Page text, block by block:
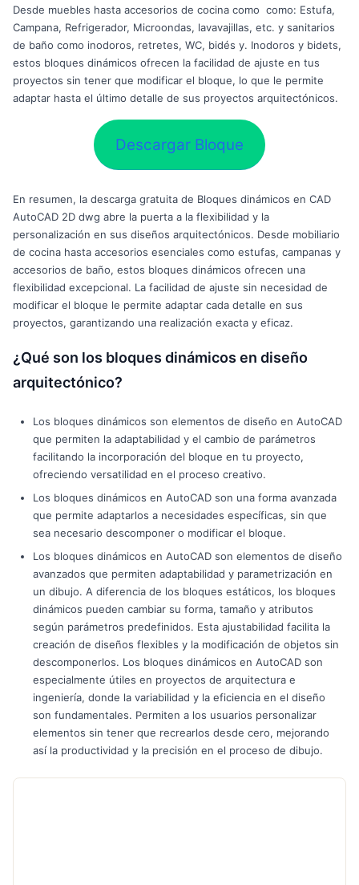
Desde muebles hasta accesorios de cocina como como: Estufa,
Campana, Refrigerador, Microondas, lavavajillas, etc. y sanitarios
de baño como inodoros, retretes, WC, bidés y. Inodoros y bidets,
estos bloques dinámicos ofrecen la facilidad de ajuste en tus
proyectos sin tener que modificar el bloque, lo que le permite
adaptar hasta el último detalle de sus proyectos arquitectónicos.
Descargar Bloque
En resumen, la descarga gratuita de Bloques dinámicos en CAD
AutoCAD 2D dwg abre la puerta a la flexibilidad y la
personalización en sus diseños arquitectónicos. Desde mobiliario
de cocina hasta accesorios esenciales como estufas, campanas y
accesorios de baño, estos bloques dinámicos ofrecen una
flexibilidad excepcional. La facilidad de ajuste sin necesidad de
modificar el bloque le permite adaptar cada detalle en sus
proyectos, garantizando una realización exacta y eficaz.
¿Qué son los bloques dinámicos en diseño
arquitectónico?
Los bloques dinámicos son elementos de diseño en AutoCAD
que permiten la adaptabilidad y el cambio de parámetros
facilitando la incorporación del bloque en tu proyecto,
ofreciendo versatilidad en el proceso creativo.
Los bloques dinámicos en AutoCAD son una forma avanzada
que permite adaptarlos a necesidades específicas, sin que
sea necesario descomponer o modificar el bloque.
Los bloques dinámicos en AutoCAD son elementos de diseño
avanzados que permiten adaptabilidad y parametrización en
un dibujo. A diferencia de los bloques estáticos, los bloques
dinámicos pueden cambiar su forma, tamaño y atributos
según parámetros predefinidos. Esta ajustabilidad facilita la
creación de diseños flexibles y la modificación de objetos sin
descomponerlos. Los bloques dinámicos en AutoCAD son
especialmente útiles en proyectos de arquitectura e
ingeniería, donde la variabilidad y la eficiencia en el diseño
son fundamentales. Permiten a los usuarios personalizar
elementos sin tener que recrearlos desde cero, mejorando
así la productividad y la precisión en el proceso de dibujo.